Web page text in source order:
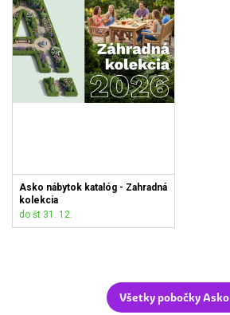
Asko nábytok katalóg - Zahradná
kolekcia
do št 31. 12.
Všetky pobočky Asko